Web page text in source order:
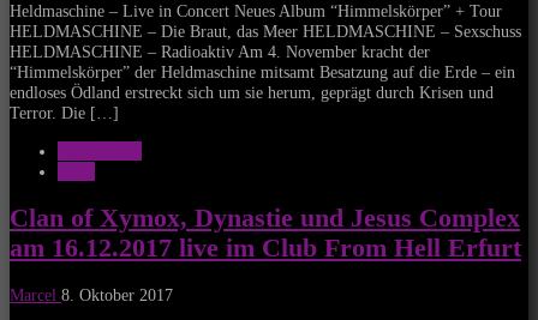
Heldmaschine – Live in Concert Neues Album “Himmelskörper” + Tour
HELDMASCHINE – Die Braut, das Meer HELDMASCHINE – Sexschuss
HELDMASCHINE – Radioaktiv Am 4. November kracht der
“Himmelskörper” der Heldmaschine mitsamt Besatzung auf die Erde – ein
endloses Ödland erstreckt sich um sie herum, geprägt durch Krisen und
Terror. Die […]
Clan of Xymox, Dynastie und Jesus Complex
am 16.12.2017 live im Club From Hell Erfurt
Marcel 8. Oktober 2017